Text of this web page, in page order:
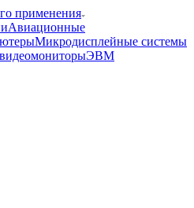
применения
Авиационные
Микродисплейные системы
ЭВМ